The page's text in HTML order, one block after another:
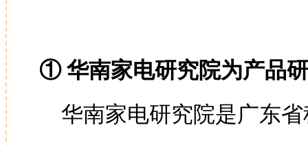
① 华南家电研究院为产品
华南家电研究院是广东省